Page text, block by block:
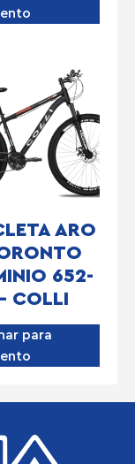
ARO
652-
COLLI
para